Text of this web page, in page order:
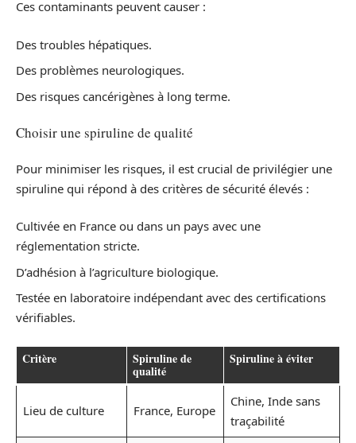
Ces contaminants peuvent causer :
Des troubles hépatiques.
Des problèmes neurologiques.
Des risques cancérigènes à long terme.
Choisir une spiruline de qualité
Pour minimiser les risques, il est crucial de privilégier une
spiruline qui répond à des critères de sécurité élevés :
Cultivée en France ou dans un pays avec une
réglementation stricte.
D’adhésion à l’agriculture biologique.
Testée en laboratoire indépendant avec des certifications
vérifiables.
Critère Spiruline de
qualité
Spiruline à éviter
Lieu de culture France, Europe
Chine, Inde sans
traçabilité